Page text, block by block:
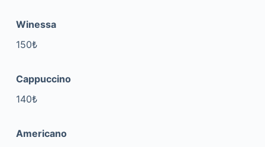
Winessa
150₺
Cappuccino
140₺
Americano